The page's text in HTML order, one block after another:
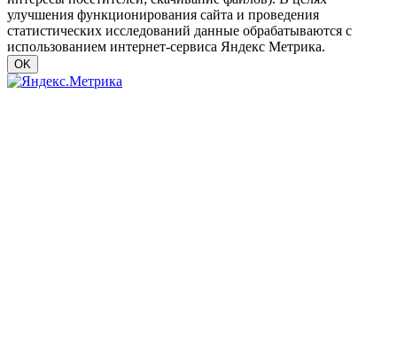
улучшения функционирования сайта и проведения
статистических исследований данные обрабатываются с
использованием интернет-сервиса Яндекс Метрика.
OK